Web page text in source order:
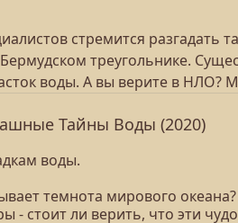
стремится разгадать
треугольнике.
воды. А вы верите в НЛО?
Тайны Воды (2020)
воды.
темнота мирового океана?
- стоит ли верить, что эти